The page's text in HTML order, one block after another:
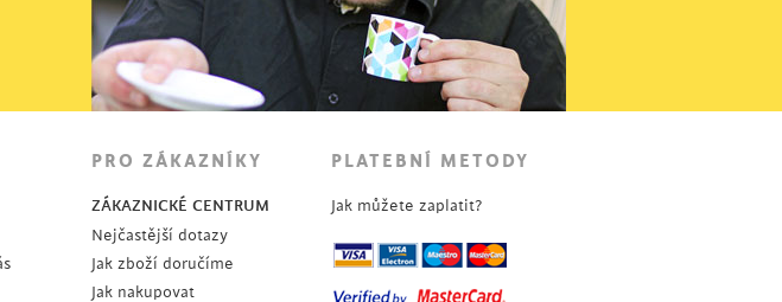
PRO ZÁKAZNÍKY
ZÁKAZNICKÉ CENTRUM
Nejčastější dotazy
Jak zboží doručíme
Jak nakupovat
PLATEBNÍ METODY
Jak můžete zaplatit?